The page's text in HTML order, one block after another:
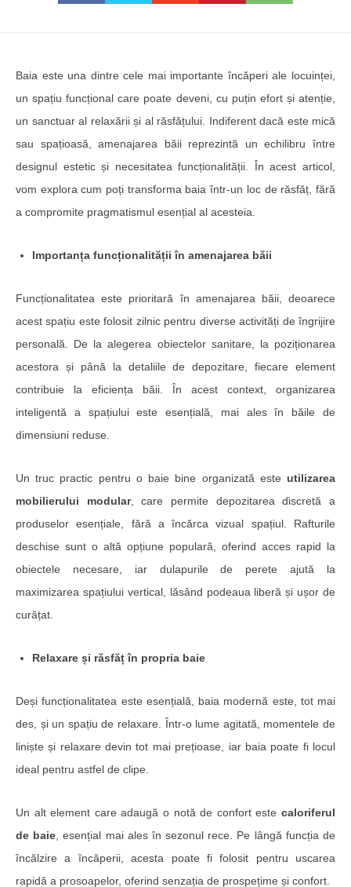
Baia este una dintre cele mai importante încăperi ale locuinței,
un spațiu funcțional care poate deveni, cu puțin efort și atenție,
un sanctuar al relaxării și al răsfățului. Indiferent dacă este mică
sau spațioasă, amenajarea băii reprezintă un echilibru între
designul estetic și necesitatea funcționalității. În acest articol,
vom explora cum poți transforma baia într-un loc de răsfăț, fără
a compromite pragmatismul esențial al acesteia.
Importanța funcționalității în amenajarea băii
Funcționalitatea este prioritară în amenajarea băii, deoarece
acest spațiu este folosit zilnic pentru diverse activități de îngrijire
personală. De la alegerea obiectelor sanitare, la poziționarea
acestora și până la detaliile de depozitare, fiecare element
contribuie la eficiența băii. În acest context, organizarea
inteligentă a spațiului este esențială, mai ales în băile de
dimensiuni reduse.
Un truc practic pentru o baie bine organizată este utilizarea
mobilierului modular, care permite depozitarea discretă a
produselor esențiale, fără a încărca vizual spațiul. Rafturile
deschise sunt o altă opțiune populară, oferind acces rapid la
obiectele necesare, iar dulapurile de perete ajută la
maximizarea spațiului vertical, lăsând podeaua liberă și ușor de
curățat.
Relaxare și răsfăț în propria baie
Deși funcționalitatea este esențială, baia modernă este, tot mai
des, și un spațiu de relaxare. Într-o lume agitată, momentele de
liniște și relaxare devin tot mai prețioase, iar baia poate fi locul
ideal pentru astfel de clipe.
Un alt element care adaugă o notă de confort este caloriferul
de baie , esențial mai ales în sezonul rece. Pe lângă funcția de
încălzire a încăperii, acesta poate fi folosit pentru uscarea
rapidă a prosoapelor, oferind senzația de prospețime și confort.